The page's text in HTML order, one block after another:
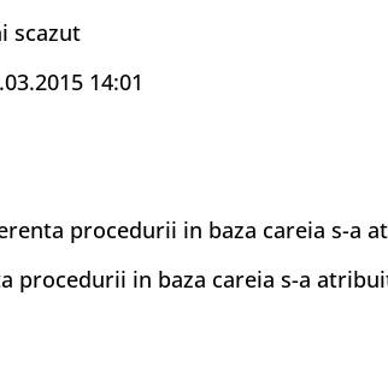
scazut
14:01
procedurii in baza careia s-
procedurii in baza careia s-a